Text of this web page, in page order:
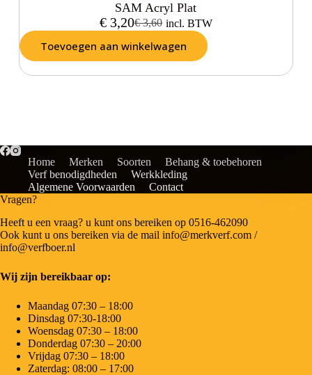
SAM Acryl Plat
€3,60
€3,20 incl. BTW
Toevoegen aan winkelwagen
Home Merken Soorten
Behang & toebehoren
Verf benodigdheden
Werkkleding
Algemene Voorwaarden
Contact
Vragen?
Heeft u een vraag? u kunt ons bereiken op 0516-462090
Ook kunt u ons bereiken via de mail info@merkverf.com /
info@verfboer.nl
Wij zijn bereikbaar op:
Maandag 07:30 – 18:00
Dinsdag 07:30-18:00
Woensdag 07:30 – 18:00
Donderdag 07:30 – 20:00
Vrijdag 07:30 – 18:00
Zaterdag: 08:00 – 17:00